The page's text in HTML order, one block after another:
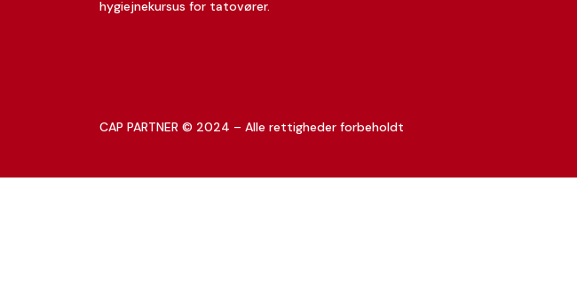
hygiejnekursus for tatovører.
CAP PARTNER © 2024 – Alle rettigheder forbeholdt